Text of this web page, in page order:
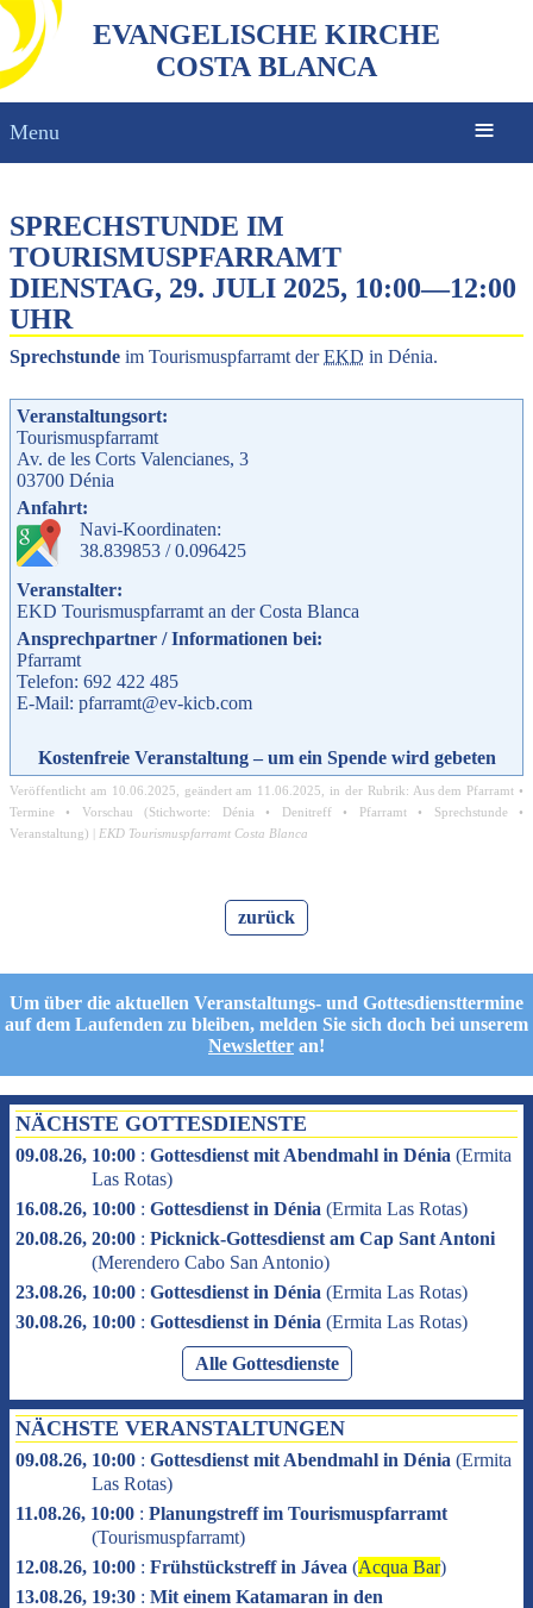
EVANGELISCHE KIRCHE
COSTA BLANCA
Menu
SPRECHSTUNDE IM
TOURISMUSPFARRAMT
DIENSTAG, 29. JULI 2025, 10:00—12:00
UHR
Sprechstunde im Tourismuspfarramt derEKD in Dénia.
Veranstaltungsort:
Tourismuspfarramt
Av. de les Corts Valencianes, 3
03700 Dénia
Anfahrt:
Navi-Koordinaten:
38.839853 / 0.096425
Veranstalter:
EKD Tourismuspfarramt an der Costa Blanca
Ansprechpartner / Informationen bei:
Pfarramt
Telefon: 692 422 485
E-Mail: pfarramt@ev-kicb.com
Kostenfreie Veranstaltung – um ein Spende wird gebeten
Veröffentlicht am 10.06.2025 , geändert am 11.06.2025 , in der Rubrik: Aus dem Pfarramt •
Termine • Vorschau (Stichworte: Dénia • Denitreff• Pfarramt• Sprechstunde•
Veranstaltung) | EKD Tourismuspfarramt Costa Blanca
zurück
Um über die aktuellen Veranstaltungs- und Gottesdiensttermine
auf dem Laufenden zu bleiben, melden Sie sich doch bei unserem
Newsletter an!
NÄCHSTE GOTTESDIENSTE
09.08.26, 10:00 : Gottesdienst mit Abendmahl in Dénia (Ermita
Las Rotas)
16.08.26, 10:00 : Gottesdienst in Dénia (Ermita Las Rotas)
20.08.26, 20:00 : Picknick-Gottesdienst am Cap Sant Antoni
(Merendero Cabo San Antonio)
23.08.26, 10:00 : Gottesdienst in Dénia (Ermita Las Rotas)
30.08.26, 10:00 : Gottesdienst in Dénia (Ermita Las Rotas)
Alle Gottesdienste
NÄCHSTE VERANSTALTUNGEN
09.08.26, 10:00 : Gottesdienst mit Abendmahl in Dénia (Ermita
Las Rotas)
11.08.26, 10:00 : Planungstreff im Tourismuspfarramt
(Tourismuspfarramt)
12.08.26, 10:00 : Frühstückstreff in Jávea (Acqua Bar)
13.08.26, 19:30 : Mit einem Katamaran in den